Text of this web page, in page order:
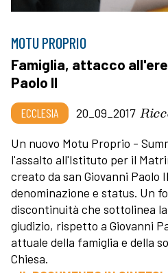
MOTU PROPRIO
Famiglia, attacco
Paolo II
ECCLESIA 20_09_2017
Un nuovo Motu Proprio -
l'assalto all'Istituto per il
creato da san Giovanni Paolo
denominazione e status. Un
discontinuità che sottolinea
giudizio, rispetto a Giovanni
attuale della famiglia e della
Chiesa.